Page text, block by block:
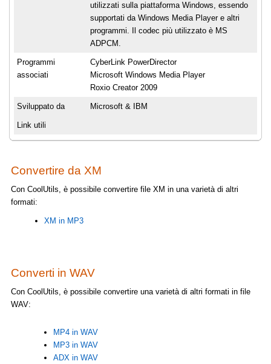
utilizzati sulla piattaforma Windows, essendo
supportati da Windows Media Player e altri
programmi. Il codec più utilizzato è MS
ADPCM.
Programmi
associati
CyberLink PowerDirector
Microsoft Windows Media Player
Roxio Creator 2009
Sviluppato da Microsoft & IBM
Link utili
Convertire da XM
Con CoolUtils, è possibile convertire file XM in una varietà di altri
formati:
XM in MP3
Converti in WAV
Con CoolUtils, è possibile convertire una varietà di altri formati in file
WAV:
MP4 in WAV
MP3 in WAV
ADX in WAV